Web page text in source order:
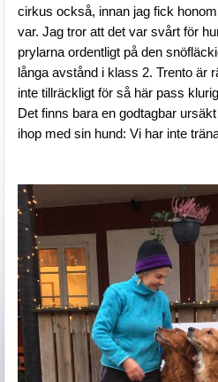
cirkus också, innan jag fick
var. Jag tror att det var svårt för
prylarna ordentligt på den
långa avstånd i klass 2. Trento är
inte tillräckligt för så här pass
Det finns bara en godtagbar
ihop med sin hund: Vi har inte